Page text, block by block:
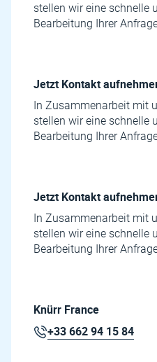
stellen wir eine schnelle
Bearbeitung Ihrer
Jetzt Kontakt
In Zusammenarbeit mit
stellen wir eine schnelle
Bearbeitung Ihrer
Jetzt Kontakt
In Zusammenarbeit mit
stellen wir eine schnelle
Bearbeitung Ihrer
Knürr France
+33 662 94 15 84